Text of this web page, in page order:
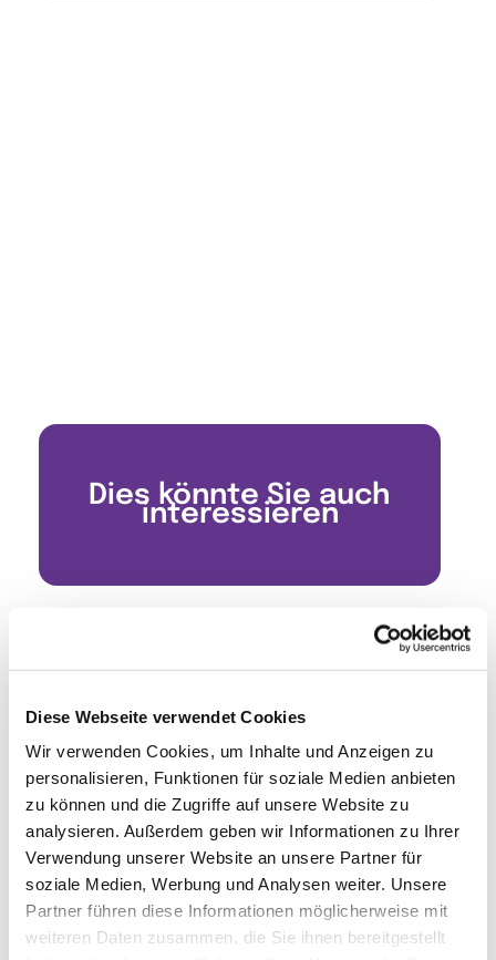
Diese Webseite verwendet Cookies
Wir verwenden Cookies, um Inhalte und Anzeigen zu
personalisieren, Funktionen für soziale Medien anbieten
zu können und die Zugriffe auf unsere Website zu
analysieren. Außerdem geben wir Informationen zu Ihrer
Verwendung unserer Website an unsere Partner für
soziale Medien, Werbung und Analysen weiter. Unsere
Partner führen diese Informationen möglicherweise mit
weiteren Daten zusammen, die Sie ihnen bereitgestellt
Dies könnte Sie auch
interessieren